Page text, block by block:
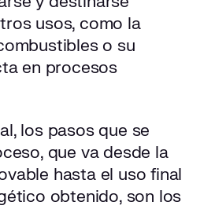
usos, como la
o su
en procesos
los pasos que se
que va desde la
hasta el uso final
obtenido, son los